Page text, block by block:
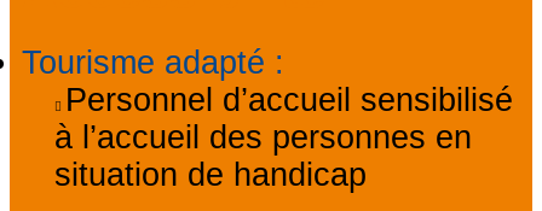
Tourisme adapté :
Personnel d’accueil sensibilisé
à l’accueil des personnes en
situation de handicap